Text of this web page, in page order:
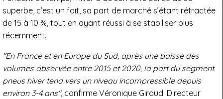
superbe, c’est un fait, sa part de marché s’étant rétractée
de 15 à 10 %, tout en ayant réussi à se stabiliser plus
récemment.
"En France et en Europe du Sud, après une baisse des
volumes observée entre 2015 et 2020, la part du segment
pneus hiver tend vers un niveau incompressible depuis
environ 3-4 ans", confirme Véronique Giraud. Directeur